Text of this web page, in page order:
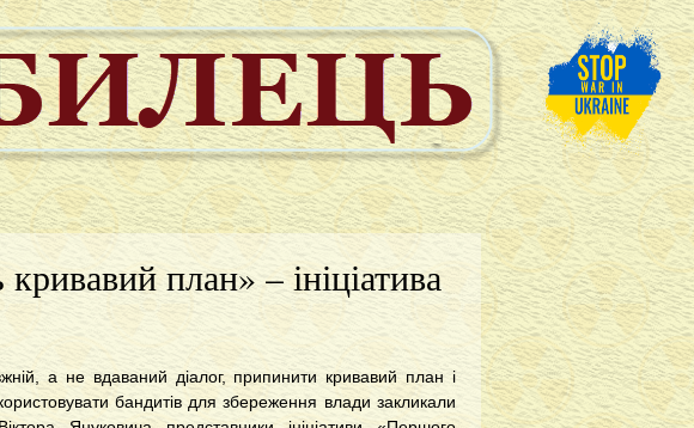
план» – ініціатива
а не вдаваний діалог, припинити кривавий план і
бандитів для збереження влади закликали